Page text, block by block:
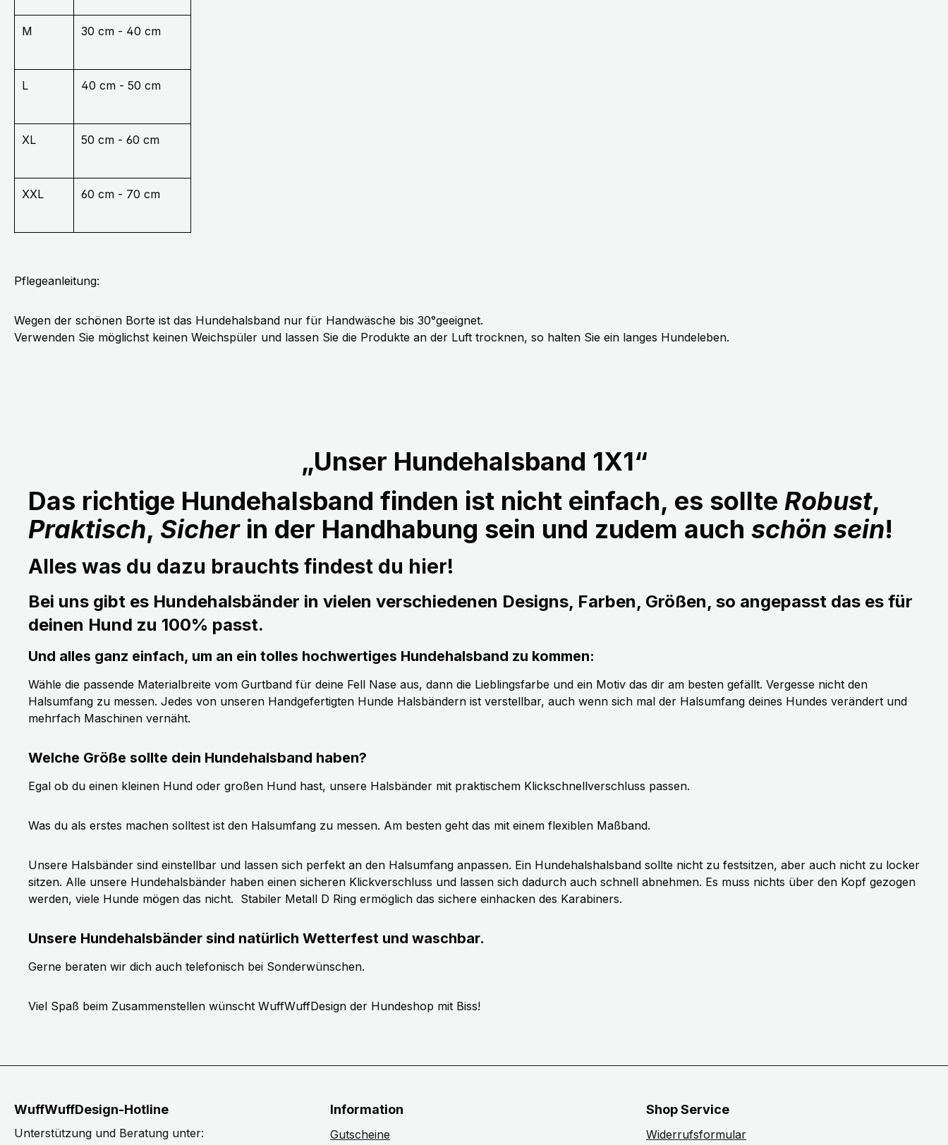
M 30 cm - 40 cm
L 40 cm - 50 cm
XL 50 cm - 60 cm
XXL 60 cm - 70 cm
Pflegeanleitung:
Wegen der schönen Borte ist das Hundehalsband nur für Handwäsche bis 30°geeignet.
Verwenden Sie möglichst keinen Weichspüler und lassen Sie die Produkte an der Luft trocknen, so halten Sie ein langes Hundeleben.
„Unser Hundehalsband 1X1“
Das richtige Hundehalsband finden ist nicht einfach, es sollte Robust,
Praktisch, Sicherin der Handhabung sein und zudem auch schön sein!
Alles was du dazu brauchts findest du hier!
Bei uns gibt es Hundehalsbänder in vielen verschiedenen Designs, Farben, Größen, so angepasst das es für
deinen Hund zu 100% passt.
Und alles ganz einfach, um an ein tolles hochwertiges Hundehalsband zu kommen:
Wähle die passende Materialbreite vom Gurtband für deine Fell Nase aus, dann die Lieblingsfarbe und ein Motiv das dir am besten gefällt. Vergesse nicht den
Halsumfang zu messen. Jedes von unseren Handgefertigten Hunde Halsbändern ist verstellbar, auch wenn sich mal der Halsumfang deines Hundes verändert und
mehrfach Maschinen vernäht.
Welche Größe sollte dein Hundehalsband haben?
Egal ob du einen kleinen Hund oder großen Hund hast, unsere Halsbänder mit praktischem Klickschnellverschluss passen.
Was du als erstes machen solltest ist den Halsumfang zu messen. Am besten geht das mit einem flexiblen Maßband.
Unsere Halsbänder sind einstellbar und lassen sich perfekt an den Halsumfang anpassen. Ein Hundehalshalsband sollte nicht zu festsitzen, aber auch nicht zu locker
sitzen. Alle unsere Hundehalsbänder haben einen sicheren Klickverschluss und lassen sich dadurch auch schnell abnehmen. Es muss nichts über den Kopf gezogen
werden, viele Hunde mögen das nicht. Stabiler Metall D Ring ermöglich das sichere einhacken des Karabiners.
Unsere Hundehalsbänder sind natürlich Wetterfest und waschbar.
Gerne beraten wir dich auch telefonisch bei Sonderwünschen.
Viel Spaß beim Zusammenstellen wünscht WuffWuffDesign der Hundeshop mit Biss!
WuffWuffDesign-Hotline
Unterstützung und Beratung unter:
Information
Gutscheine
Shop Service
Widerrufsformular